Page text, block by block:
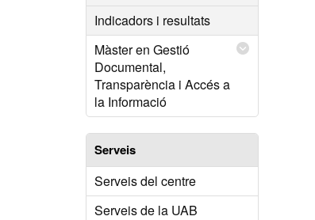
Indicadors i resultats
Màster en Gestió
Documental,
Transparència i Accés a
la Informació
Serveis
Serveis del centre
Serveis de la UAB